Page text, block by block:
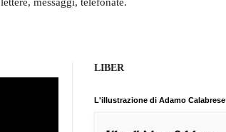
LIBER
L'illustrazione di Adamo Calabrese